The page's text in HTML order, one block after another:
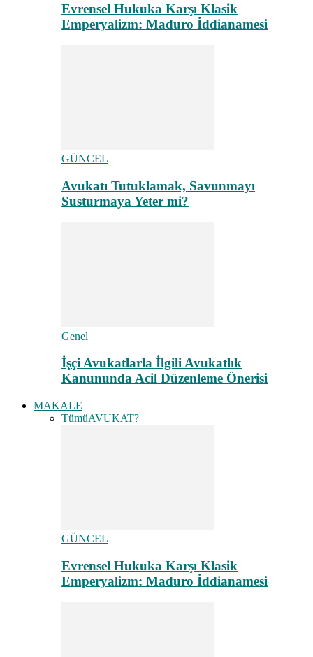
Evrensel Hukuka Karşı Klasik
Emperyalizm: Maduro İddianamesi
GÜNCEL
Avukatı Tutuklamak, Savunmayı
Susturmaya Yeter mi?
Genel
İşçi Avukatlarla İlgili Avukatlık
Kanununda Acil Düzenleme Önerisi
MAKALE
TümüAVUKAT?
GÜNCEL
Evrensel Hukuka Karşı Klasik
Emperyalizm: Maduro İddianamesi